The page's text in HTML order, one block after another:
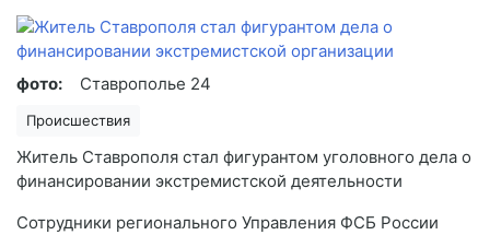
фото: Ставрополье 24
Происшествия
️Житель Ставрополя стал фигурантом уголовного дела о
финансировании экстремистской деятельности
Сотрудники регионального Управления ФСБ России